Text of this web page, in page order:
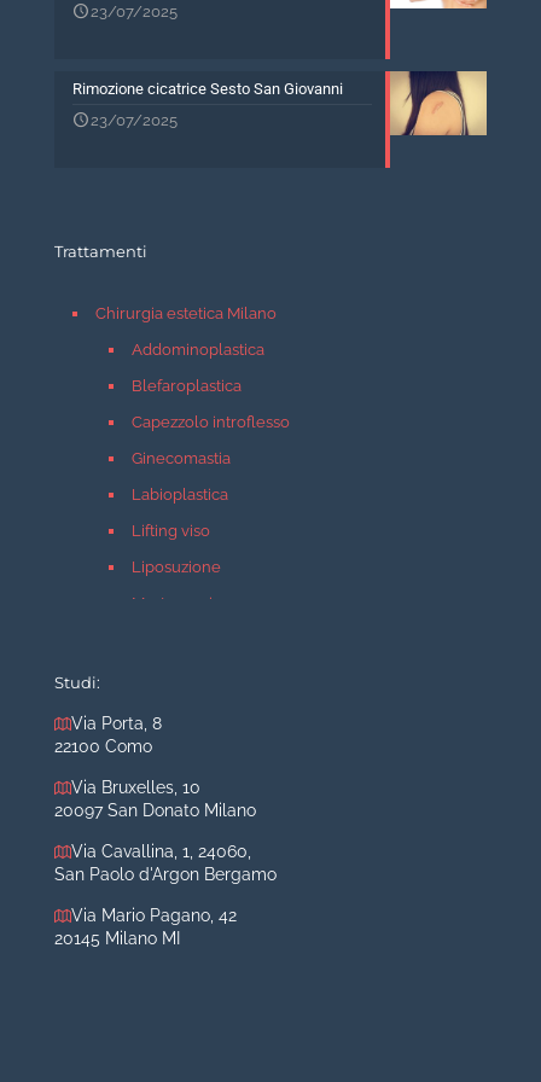
23/07/2025
Rimozione cicatrice Sesto San Giovanni
23/07/2025
Trattamenti
Chirurgia estetica Milano
Addominoplastica
Blefaroplastica
Capezzolo introflesso
Ginecomastia
Labioplastica
Lifting viso
Liposuzione
Mastopessi
Rinoplastica
Medicina estetica Milano
Acido ialuronico viso
Aumento labbra
Filler
Studi:
Via Porta, 8
22100 Como
Via Bruxelles, 10
20097 San Donato Milano
Via Cavallina, 1, 24060,
San Paolo d'Argon Bergamo
Via Mario Pagano, 42
20145 Milano MI